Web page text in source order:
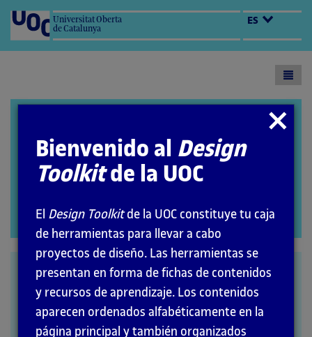
Universitat Oberta
de Catalunya
ES
Abrir
Mapa
conceptual
Cerrar
modal
Bienvenido al Design
Toolkitde la UOC
El Design Toolkitde la UOC constituye tu caja
de herramientas para llevar a cabo
proyectos de diseño. Las herramientas se
presentan en forma de fichas de contenidos
y recursos de aprendizaje. Los contenidos
aparecen ordenados alfabéticamente en la
página principal y también organizados